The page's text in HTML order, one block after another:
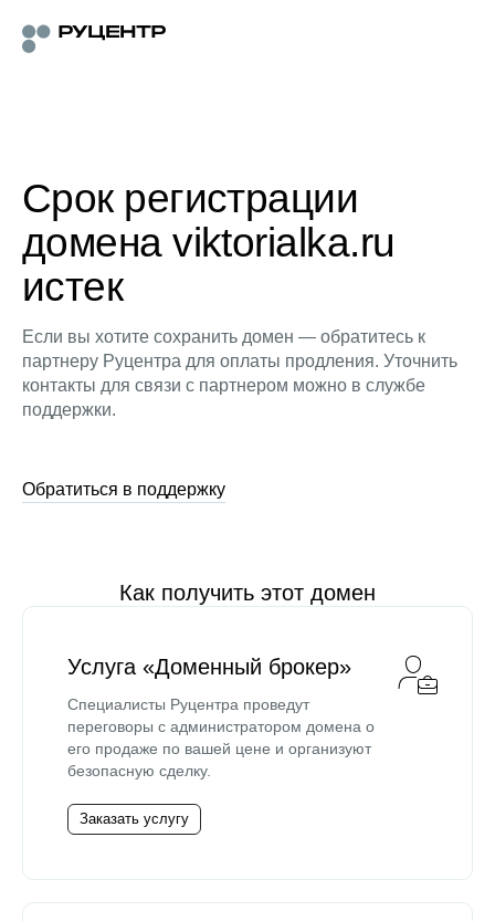
Срок регистрации
домена viktorialka.ru
истек
Если вы хотите сохранить домен — обратитесь к
партнеру Руцентра для оплаты продления. Уточнить
контакты для связи с партнером можно в службе
поддержки.
Обратиться в поддержку
Как получить этот домен
Услуга «Доменный брокер»
Специалисты Руцентра проведут
переговоры с администратором домена о
его продаже по вашей цене и организуют
безопасную сделку.
Заказать услугу